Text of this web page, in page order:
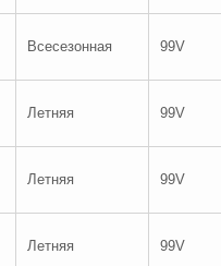
Всесезонная 99V
Летняя 99V
Летняя 99V
Летняя 99V